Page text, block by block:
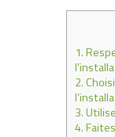
1.
2.
3.
4.